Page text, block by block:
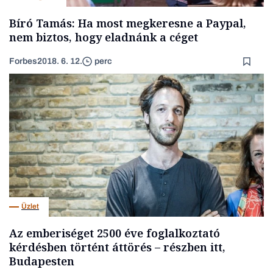
Bíró Tamás: Ha most megkeresne a Paypal,
nem biztos, hogy eladnánk a céget
Forbes2018. 6. 12. perc
Üzlet
Az emberiséget 2500 éve foglalkoztató
kérdésben történt áttörés – részben itt,
Budapesten